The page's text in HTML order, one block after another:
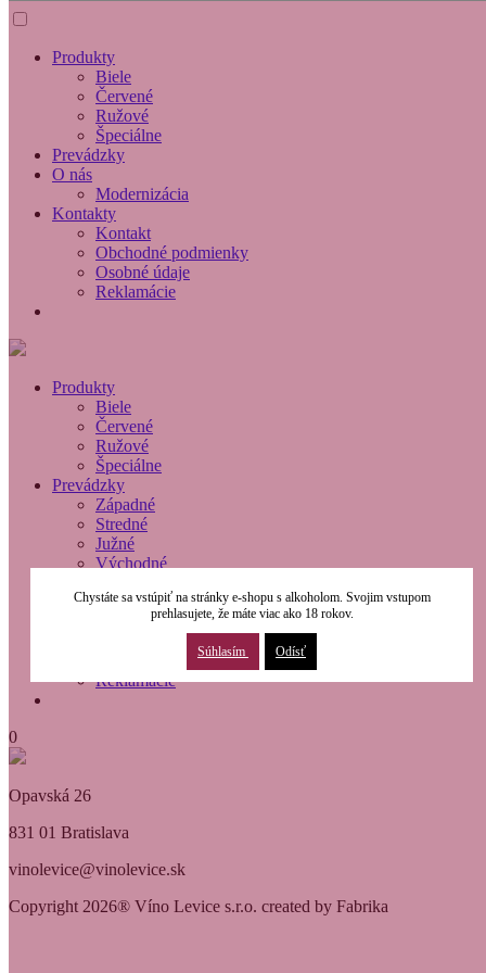
Produkty
Biele
Červené
Ružové
Špeciálne
Prevádzky
O nás
Modernizácia
Kontakty
Kontakt
Obchodné podmienky
Osobné údaje
Reklamácie
Produkty
Biele
Červené
Ružové
Špeciálne
Prevádzky
Západné
Stredné
Južné
Východné
Modernizácia
Reklamácie
0
Opavská 26
831 01 Bratislava
vinolevice@vinolevice.sk
Copyright 2026® Víno Levice s.r.o. created by Fabrika
Chystáte sa vstúpiť na stránky e-shopu s alkoholom. Svojim vstupom
prehlasujete, že máte viac ako 18 rokov.
Súhlasím Odísť